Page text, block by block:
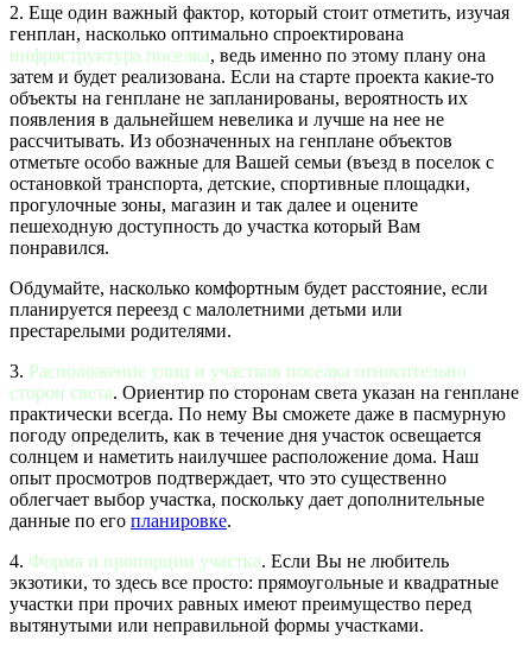
2. Еще один важный фактор, который стоит отметить, изучая
генплан, насколько оптимально спроектирована
инфраструктура поселка, ведь именно по этому плану она
затем и будет реализована. Если на старте проекта какие-то
объекты на генплане не запланированы, вероятность их
появления в дальнейшем невелика и лучше на нее не
рассчитывать. Из обозначенных на генплане объектов
отметьте особо важные для Вашей семьи (въезд в поселок с
остановкой транспорта, детские, спортивные площадки,
прогулочные зоны, магазин и так далее и оцените
пешеходную доступность до участка который Вам
понравился.
Обдумайте, насколько комфортным будет расстояние, если
планируется переезд с малолетними детьми или
престарелыми родителями.
3. Расположение улиц и участков поселка относительно
сторон света. Ориентир по сторонам света указан на генплане
практически всегда. По нему Вы сможете даже в пасмурную
погоду определить, как в течение дня участок освещается
солнцем и наметить наилучшее расположение дома. Наш
опыт просмотров подтверждает, что это существенно
облегчает выбор участка, поскольку дает дополнительные
данные по его планировке.
4. Форма и пропорции участка. Если Вы не любитель
экзотики, то здесь все просто: прямоугольные и квадратные
участки при прочих равных имеют преимущество перед
вытянутыми или неправильной формы участками.